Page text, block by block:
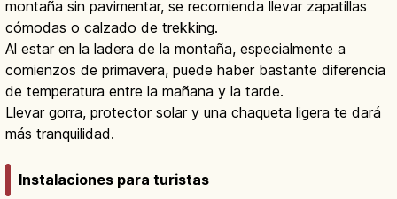
montaña sin pavimentar, se recomienda llevar zapatillas
cómodas o calzado de trekking.
Al estar en la ladera de la montaña, especialmente a
comienzos de primavera, puede haber bastante diferencia
de temperatura entre la mañana y la tarde.
Llevar gorra, protector solar y una chaqueta ligera te dará
más tranquilidad.
Instalaciones para turistas